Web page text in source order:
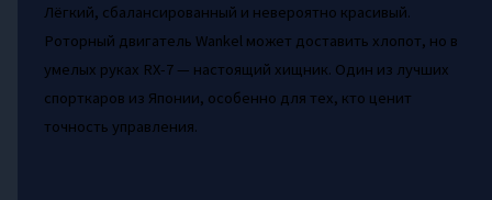
Лёгкий, сбалансированный и невероятно красивый.
Роторный двигатель Wankel может доставить хлопот, но в
умелых руках RX-7 — настоящий хищник. Один из лучших
спорткаров из Японии, особенно для тех, кто ценит
точность управления.